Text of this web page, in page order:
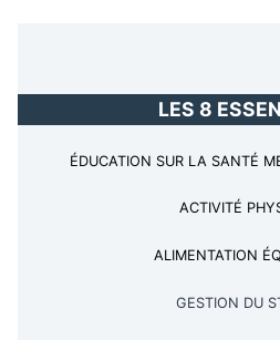
LES 8
ÉDUCATION SUR LA SANTÉ
ACTIVITÉ
ALIMENTATION
GESTION DU